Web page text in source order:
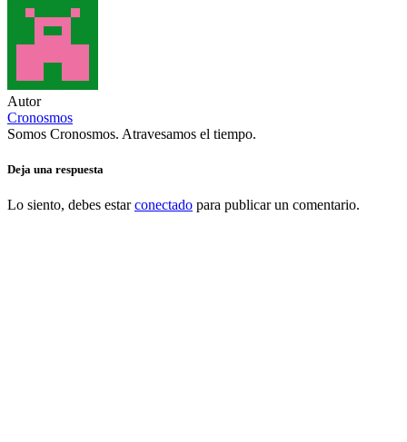
Autor
Cronosmos
Somos Cronosmos. Atravesamos el tiempo.
Deja una respuesta
Lo siento, debes estarconectado para publicar un comentario.